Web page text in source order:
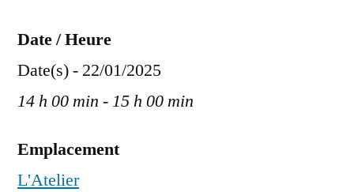
Date / Heure
Date(s) - 22/01/2025
14 h 00 min - 15 h 00 min
Emplacement
L'Atelier